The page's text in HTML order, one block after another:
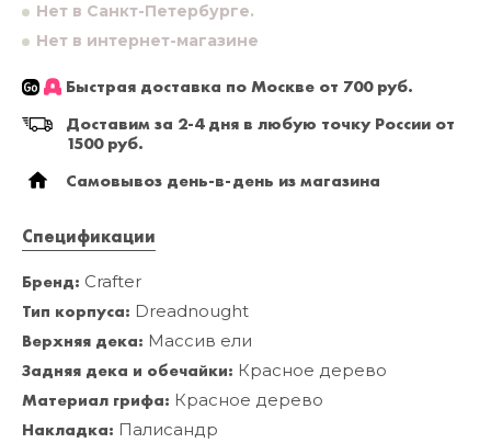
Нет в Санкт-Петербурге.
Нет в интернет-магазине
Быстрая доставка по Москве от 700 руб.
Доставим за 2-4 дня в любую точку России от
1500 руб.
Самовывоз день-в-день из магазина
Спецификации
Бренд: Crafter
Тип корпуса: Dreadnought
Верхняя дека: Массив ели
Задняя дека и обечайки: Красное дерево
Материал грифа: Красное дерево
Накладка: Палисандр